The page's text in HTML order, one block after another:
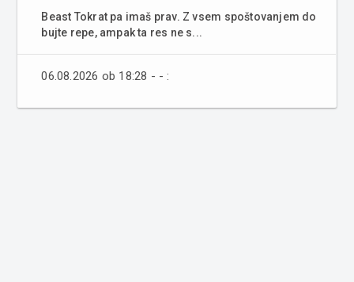
Beast Tokrat pa imaš prav. Z vsem spoštovanjem do
bujte repe, ampak ta res ne s...
06.08.2026 ob 18:28 - - :